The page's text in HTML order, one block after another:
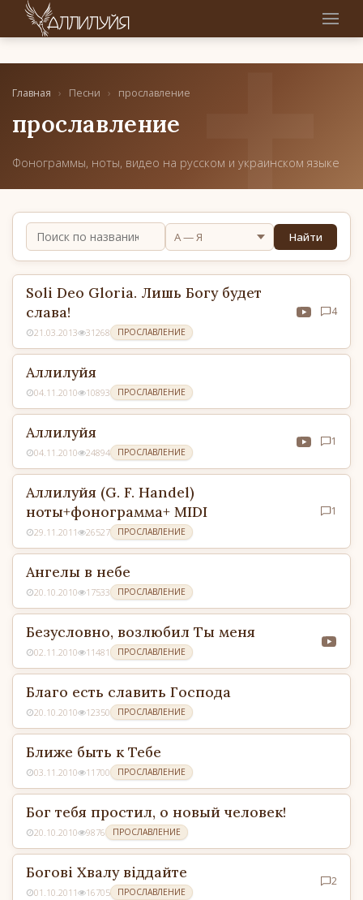
Главная › Песни › прославление
прославление
Фонограммы, ноты, видео на русском и украинском языке
Найти
Soli Deo Gloria. Лишь Богу будет
слава!
21.03.2013 31268 ПРОСЛАВЛЕНИЕ
4
Аллилуйя
04.11.2010 10893 ПРОСЛАВЛЕНИЕ
Аллилуйя
04.11.2010 24894 ПРОСЛАВЛЕНИЕ
1
Аллилуйя (G. F. Handel)
ноты+фонограмма+ MIDI
29.11.2011 26527 ПРОСЛАВЛЕНИЕ
1
Ангелы в небе
20.10.2010 17533 ПРОСЛАВЛЕНИЕ
Безусловно, возлюбил Ты меня
02.11.2010 11481 ПРОСЛАВЛЕНИЕ
Благо есть славить Господа
20.10.2010 12350 ПРОСЛАВЛЕНИЕ
Ближе быть к Тебе
03.11.2010 11700 ПРОСЛАВЛЕНИЕ
Бог тебя простил, о новый человек!
20.10.2010 9876 ПРОСЛАВЛЕНИЕ
Боговi Хвалу вiддайте
01.10.2011 16705 ПРОСЛАВЛЕНИЕ
2